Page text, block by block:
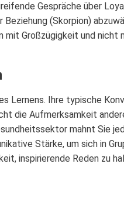
Gespräche über
(Skorpion)
mit Großzügigkeit und nicht
Lernens. Ihre typische
die Aufmerksamkeit
mahnt Sie
Stärke, um sich in
inspirierende Reden zu